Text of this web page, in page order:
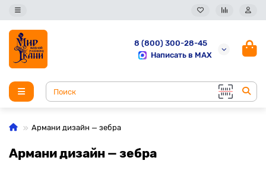
8 (800) 300-28-45
Написать в MAX
Армани дизайн — зебра
Армани дизайн — зебра